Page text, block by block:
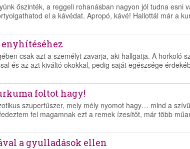
őszinték, a reggeli rohanásban nagyon jól tudna esni
el a kávédat. Apropó, kávé! Hallottál már a
csak azt a személyt zavarja, aki hallgatja. A horkoló
és az azt kiváltó okokkal, pedig saját egészsége
foltot hagy!
szuperfűszer, mely mély nyomot hagy… mind a
fel magamnak ezt a remek ízesítőt, már több
a gyulladások ellen